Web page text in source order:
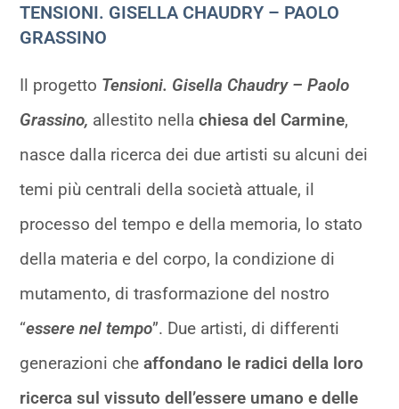
TENSIONI. GISELLA CHAUDRY – PAOLO
GRASSINO
Il progetto Tensioni. Gisella Chaudry – Paolo
Grassino, allestito nellachiesa del Carmine,
nasce dalla ricerca dei due artisti su alcuni dei
temi più centrali della società attuale, il
processo del tempo e della memoria, lo stato
della materia e del corpo, la condizione di
mutamento, di trasformazione del nostro
“essere nel tempo”. Due artisti, di differenti
generazioni cheaffondano le radici della loro
ricerca sul vissuto dell’essere umano e delle